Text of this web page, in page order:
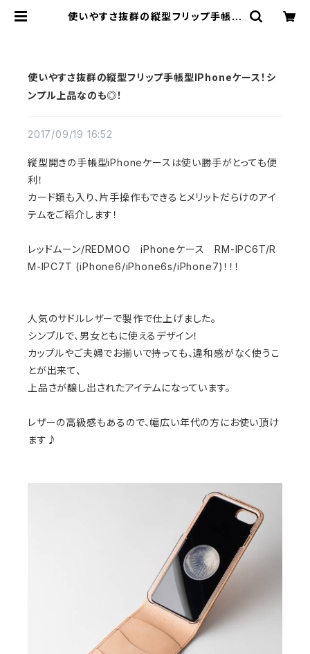
使いやすさ抜群の縦型フリップ手帳型
使いやすさ抜群の縦型フリップ手帳型IPhoneケース！シ
ンプル上品なのも◎！
2017/09/19 16:52
縦型開きの手帳型iPhoneケースは使い勝手がとっても便
利！
カード類も入り、片手操作もできるとメリットだらけのアイ
テムをご紹介します！
レッドムーン/REDMOO iPhoneケース RM-IPC6T/R
M-IPC7T (iPhone6/iPhone6s/iPhone7)！！！
人気のサドルレザーで製作で仕上げました。
シンプルで、男女ともに使えるデザイン！
カップルやご夫婦でお揃いで持っても、違和感がなく使うこ
とが出来て、
上品さが醸し出されたアイテムになっています。
レザーの高級感もあるので、幅広い年代の方にお使い頂け
ます♪